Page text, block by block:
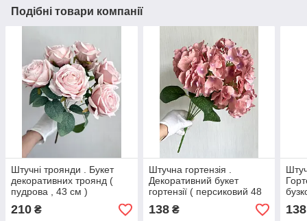
Подібні товари компанії
Штучні троянди . Букет
декоративних троянд (
пудрова , 43 см )
210 ₴
Штучна гортензія .
Декоративний букет
гортензії ( персиковий 48
см)
138₴ 138